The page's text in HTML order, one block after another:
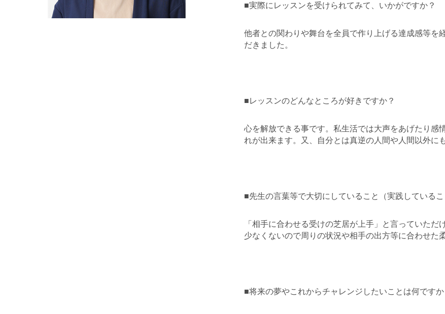
■実際にレッスンを受けられてみて、いかがですか？
他者との関わりや舞台 を全員で作り上げる達成感等を
だきました。
■レッスンのどんなところが好きですか？
心を解放できる事です。私生活では大声をあげたり感
れが出来ます。
又、自分とは真逆の人間や人間以外に
■先生の言葉等で大切にしていること（実践しているこ
「相手に合わせる受けの芝居が上手」と言っていただ
少なくないので周 りの状況や相手の出方等に合わせた
■将来の夢やこれからチャレンジしたいことは何ですか